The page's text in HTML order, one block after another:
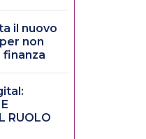
il nuovo
non
finanza
RUOLO